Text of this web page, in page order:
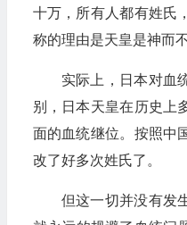
十万，所有人都有姓氏
称的理由是天皇是神而
实际上，日本对血
别，日本天皇在历史上
面的血统继位。按照中
改了好多次姓氏了。
但这一切并没有发